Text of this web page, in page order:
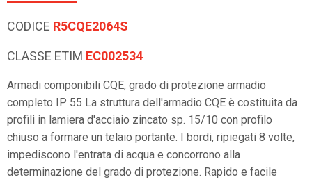
CODICE R5CQE2064S
CLASSE ETIM EC002534
Armadi componibili CQE, grado di protezione armadio
completo IP 55 La struttura dell'armadio CQE è costituita da
profili in lamiera d'acciaio zincato sp. 15/10 con profilo
chiuso a formare un telaio portante. I bordi, ripiegati 8 volte,
impediscono l'entrata di acqua e concorrono alla
determinazione del grado di protezione. Rapido e facile